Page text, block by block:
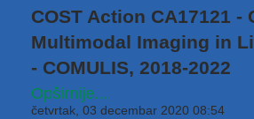
COST Action CA17121 -
Multimodal Imaging in
- COMULIS, 2018-2022
Opširnije...
četvrtak, 03 decembar 2020 08:54